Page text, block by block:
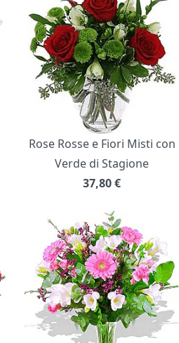
Rose Rosse e Fiori Misti con
Verde di Stagione
37,80€